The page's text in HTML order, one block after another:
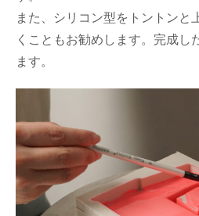
また、シリコン型をトントンと
くこともお勧めします。完成し
ます。